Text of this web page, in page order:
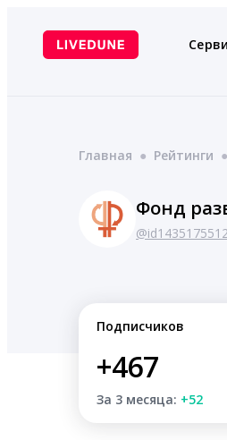
содержимому
Главная ● Рейтинги ●
Фонд
Подписчиков
+467
За 3 месяца: +52